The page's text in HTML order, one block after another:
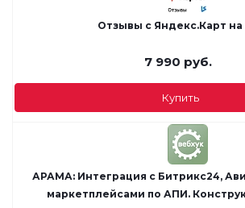
Отзывы с Яндекс.Карт на
7 990 руб.
Купить
АРАМА: Интеграция с Битрикс24,
маркетплейсами по АПИ.